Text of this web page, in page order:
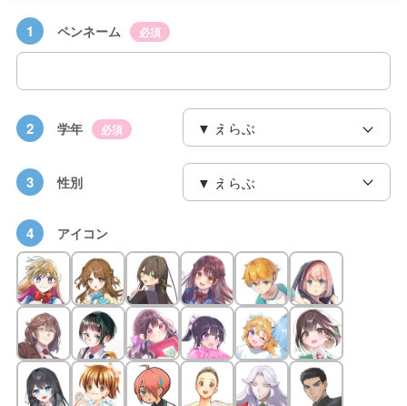
1 ペンネーム 必須
2 学年 必須
3 性別
4 アイコン